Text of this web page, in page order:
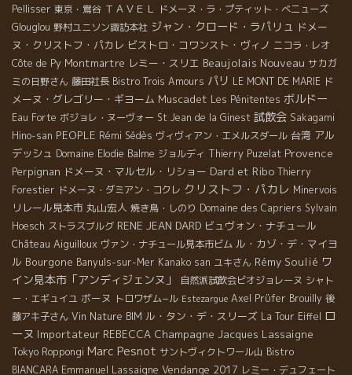
Pellisser 東京・鴬谷 ＴＡＶＥＬ
ドメーヌ・ラ・プティット・べニューズ
Glouglou 野村ユニソン諏訪本社 ジャン・クロード・ラパリュ ドメー
ヌ・クリストフ・パカレ ビストロ・コワンスト・ヴィノ ニコラ・レオ
Côte de Py Montmartre レミー・スリエ Beaujolais Nouveau サカガ
ミの日野さん 藤田社長 Bistro Trois Amours パリ LE MONT DE MARIE ド
メーヌ・グレゴリー・ギヨーム Muscadet Les Pénitentes ボルドー
Eau Forte ボジョレ・ヌーヴォー St Jean de la Ginest 試飲会 Sakagami
Hino-san PEOPLE Rémi Sédès ヴィヴィアン・エメルスダール 台湾 アル
デッシュ Domaine Elodie Balme ジョルディ Thierry Puzelat Provence
Perpignan ドメーヌ・マルセル・リショー Dard et Ribo Thierry
Forestier ドメーヌ・ダミアン・コクレ クリストフ・パカレ Minervois
リレール見本市 丸山宏人 焼き鳥・しのり Domaine des Capriers Sylvain
Hoesch ストラスブルグ RENE JEAN DARD ビュヴォン・ナチュール
Château Aiguilloux ヴァン・ナチュール見本市ビム ル・カゾ・デ・マイヨ
ル Bourgone Banyuls-sur-Mer Kanako san ユキさん Rémy Soulié ワ
イン見本市「アンディジェンヌ」
自然派試飲会ビオジョレーヌ シャト
ー・エギュイユ ボーヌ トロワザム−ル Estezargue Axel Prϋfer Brouilly 後
藤アキ子さん Vin Nature BIM ル・タン・デ・スリーズ La Tour Eiffel ロ
ーヌ Importateur REBECCA Champagne Jacques Lassaigne
Tokyo Roppongi Marc Pesnot サントヴィクトワール山 Bistro
BIANCARA Emmanuel Lassaigne Vendange 2017 レミー・デュフェート